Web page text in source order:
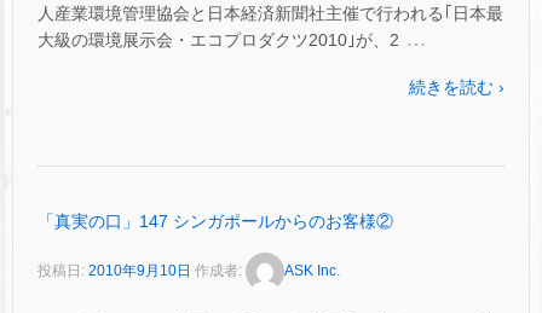
人産業環境管理協会と日本経済新聞社主催で行われる｢日本最
大級の環境展示会・エコプロダクツ2010｣が、2 …
続きを読む ›
「真実の口」147 シンガポールからのお客様②
投稿日: 2010年9月10日 作成者: ASK Inc.